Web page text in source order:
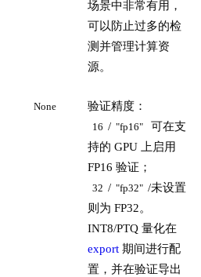
场景中非常有用，
可以防止过多的检
测并管理计算资
源。
None 验证精度：
16 / "fp16"
可在支
持的 GPU 上启用
FP16 验证；
32 / "fp32" /未设置
则为 FP32。
INT8/PTQ 量化在
export 期间进行配
置，并在验证导出